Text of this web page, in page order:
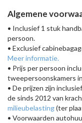
Algemene
• Inclusief 1 stuk
persoon.
• Exclusief
Meer informatie.
• Prijs per persoon
tweepersoonskamers
• De prijzen zijn
de sinds 2012 van
milieubelasting(ter
• Voorwaarden